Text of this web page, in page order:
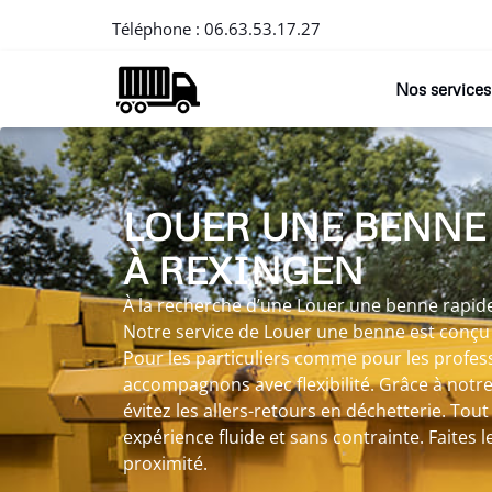
Téléphone : 06.63.53.17.27
Nos services
LOUER UNE BENNE
À REXINGEN
À la recherche d’une Louer une benne
Notre service de Louer une benne est
Pour les particuliers comme pour les
accompagnons avec flexibilité. Grâce à
évitez les allers-retours en déchetterie.
expérience fluide et sans contrainte. Faites
proximité.